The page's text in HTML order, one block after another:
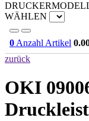
WÄHLEN
0 Anzahl Artikel
zurück
OKI